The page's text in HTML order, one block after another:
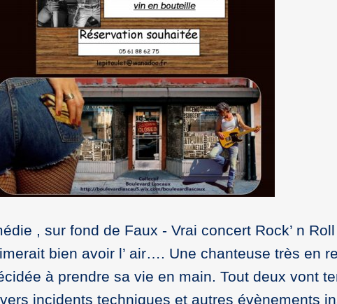
, sur fond de Faux - Vrai concert Rock’ n
bien avoir l’ air…. Une chanteuse très en
à prendre sa vie en main. Tout deux vont
incidents techniques et autres évènements